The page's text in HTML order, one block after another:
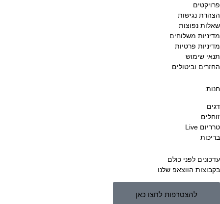
פרויקטים
הצהרת נגישות
שאלות נפוצות
מדיניות משלוחים
מדיניות פרטיות
תנאי שימוש
החזרים וביטולים
חנות:
דגים
זוחלים
טרריום Live
בריכות
עדכונים לפני כולם
בקבוצות הווצאפ שלנו
להצטרפות לחצו כאן